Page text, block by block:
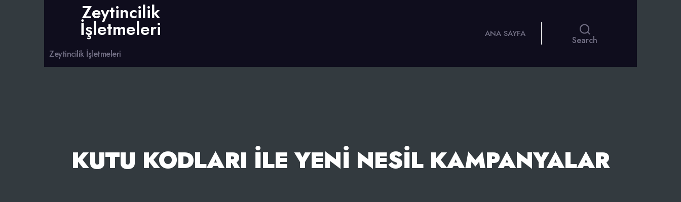
Zeytincilik
İşletmeleri
Zeytincilik İşletmeleri
ANA SAYFA
Search
KUTU KODLARI İLE YENI NESIL KAMPANYALAR